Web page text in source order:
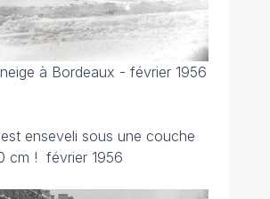
à Bordeaux - février 1956
enseveli sous une couche
cm ! février 1956